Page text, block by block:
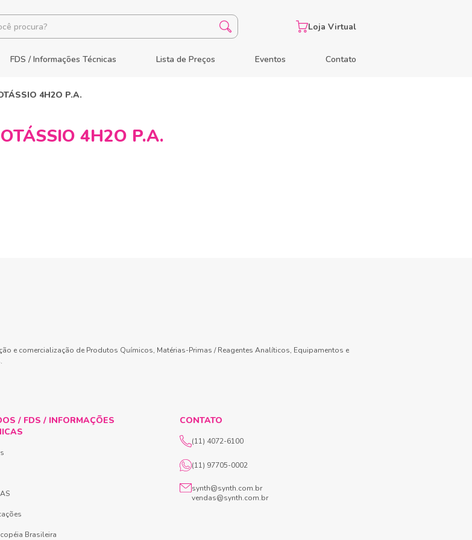
FDS / Informações Técnicas Lista de Preços Eventos Contato
Loja Virtual
4H2O P.A.
4H2O P.A.
e comercialização de Produtos Químicos, Matérias-Primas / Reagentes Analíticos, Equipamentos e
/ FDS / INFORMAÇÕES
Brasileira
CONTATO
(11) 4072-6100
(11) 97705-0002
synth@synth.com.br
vendas@synth.com.br